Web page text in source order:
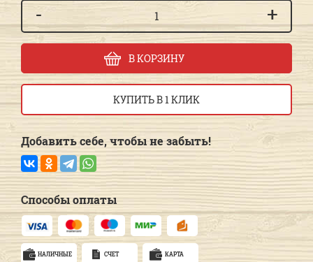
- +
В КОРЗИНУ
КУПИТЬ В 1 КЛИК
Добавить себе, чтобы не забыть!
Способы оплаты
НАЛИЧНЫЕ СЧЕТ КАРТА